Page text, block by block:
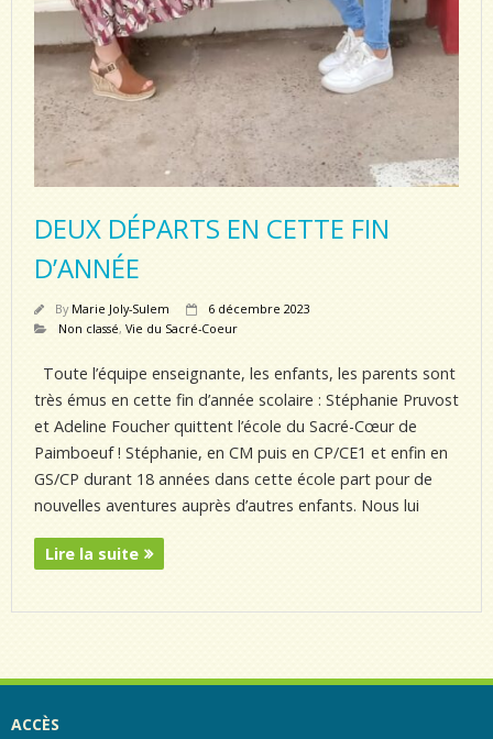
DEUX DÉPARTS EN CETTE FIN
D’ANNÉE
By Marie Joly-Sulem
6 décembre 2023
Non classé, Vie du Sacré-Coeur
Toute l’équipe enseignante, les enfants, les parents sont
très émus en cette fin d’année scolaire : Stéphanie Pruvost
et Adeline Foucher quittent l’école du Sacré-Cœur de
Paimboeuf ! Stéphanie, en CM puis en CP/CE1 et enfin en
GS/CP durant 18 années dans cette école part pour de
nouvelles aventures auprès d’autres enfants. Nous lui
Lire la suite
ACCÈS